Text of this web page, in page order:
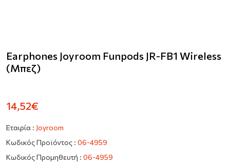
Earphones Joyroom Funpods JR-FB1 Wireless
(μπεζ)
14,52€
Εταιρία : Joyroom
Κωδικός Προϊόντος : 06-4959
Κωδικός Προμηθευτή : 06-4959